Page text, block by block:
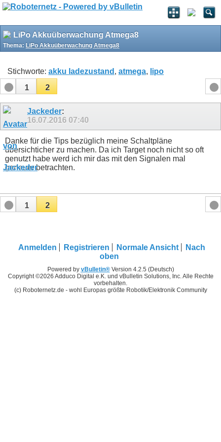
LiPo Akkuüberwachung Atmega8
Thema: LiPo Akkuüberwachung Atmega8
Stichworte: akku ladezustand , atmega, lipo
1
2
Jackeder:
16.07.2016 07:40
Danke für die Tips bezüglich meine Schaltpläne
übersichticher zu machen. Da ich Target noch nicht so oft
genutzt habe werd ich mir das mit den Signalen mal
genauer betrachten.
1 2
Anmelden Registrieren Normale Ansicht
Nach
oben
Powered by vBulletin®Version 4.2.5 (Deutsch)
Copyright ©2026 Adduco Digital e.K. und vBulletin Solutions, Inc. Alle Rechte
vorbehalten.
(c) Roboternetz.de - wohl Europas größte Robotik/Elektronik Community